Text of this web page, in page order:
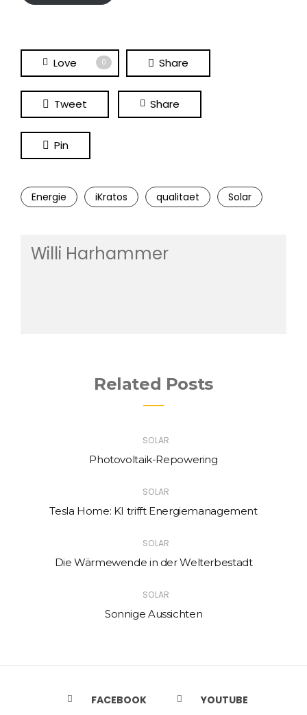
Love 0 Share
Tweet Share
Pin
Energie iKratos qualitaet Solar
Willi Harhammer
Related Posts
SOLAR
Photovoltaik-Repowering
SOLAR
Tesla Home: KI trifft Energiemanagement
SOLAR
Die Wärmewende in der Welterbestadt
SOLAR
Sonnige Aussichten
FACEBOOK YOUTUBE